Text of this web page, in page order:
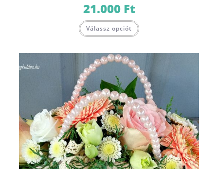
21.000 Ft
Válassz opciót